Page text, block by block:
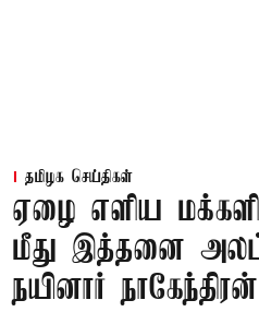
தமிழக செய்திகள்
ஏழை எளிய
மீது இத்தனை
நயினார்